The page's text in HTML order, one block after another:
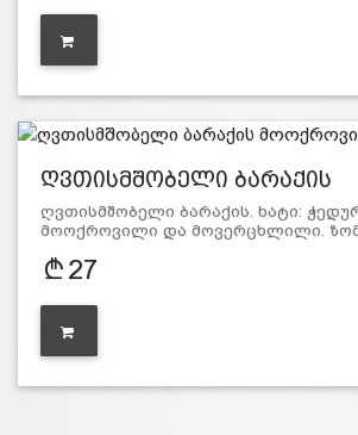
ღვთისმშობელი ბარაქის
ღვთისმშობელი ბარაქის. ხატი:
მოოქროვილი და მოვერცხლილი.
27